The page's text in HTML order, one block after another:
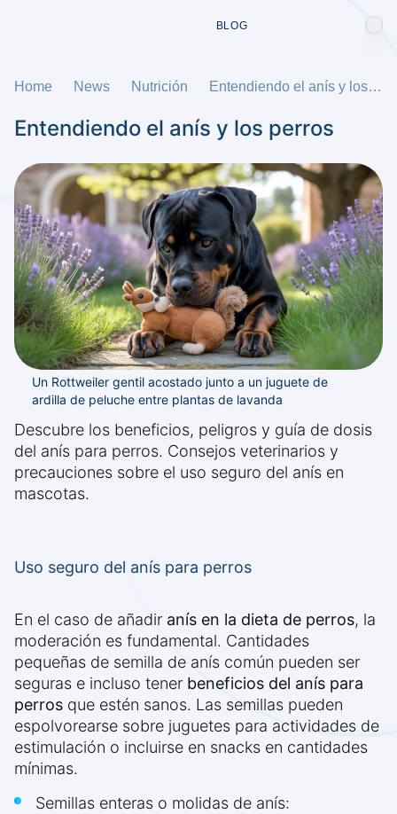
BLOG
Home News Nutrición Entendiendo el anís y los perros
Entendiendo el anís y los perros
Un Rottweiler gentil acostado junto a un juguete de
ardilla de peluche entre plantas de lavanda
Descubre los beneficios, peligros y guía de dosis
del anís para perros. Consejos veterinarios y
precauciones sobre el uso seguro del anís en
mascotas.
Uso seguro del anís para perros
En el caso de añadir anís en la dieta de perros, la
moderación es fundamental. Cantidades
pequeñas de semilla de anís común pueden ser
seguras e incluso tener beneficios del anís para
perros que estén sanos. Las semillas pueden
espolvorearse sobre juguetes para actividades de
estimulación o incluirse en snacks en cantidades
mínimas.
Semillas enteras o molidas de anís: